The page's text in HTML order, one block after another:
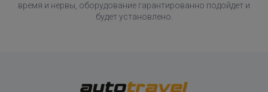
время и нервы, оборудование гарантированно подойдет и
будет установлено.